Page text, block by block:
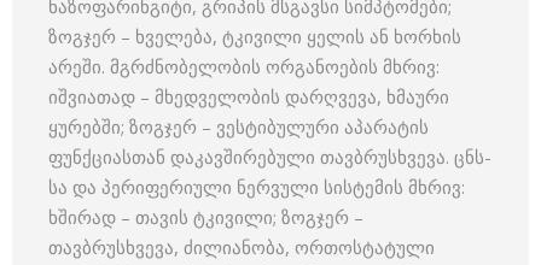
ნაზოფარინგიტი, გრიპის მსგავსი სიმპტომები;
ზოგჯერ – ხველება, ტკივილი ყელის ან ხორხის
არეში. მგრძნობელობის ორგანოების მხრივ:
იშვიათად – მხედველობის დარღვევა, ხმაური
ყურებში; ზოგჯერ – ვესტიბულური აპარატის
ფუნქციასთან დაკავშირებული თავბრუსხვევა. ცნს-
სა და პერიფერიული ნერვული სისტემის მხრივ:
ხშირად – თავის ტკივილი; ზოგჯერ –
თავბრუსხვევა, ძილიანობა, ორთოსტატული